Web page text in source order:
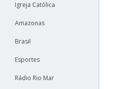
Igreja Católica
Amazonas
Brasil
Esportes
Rádio Rio Mar